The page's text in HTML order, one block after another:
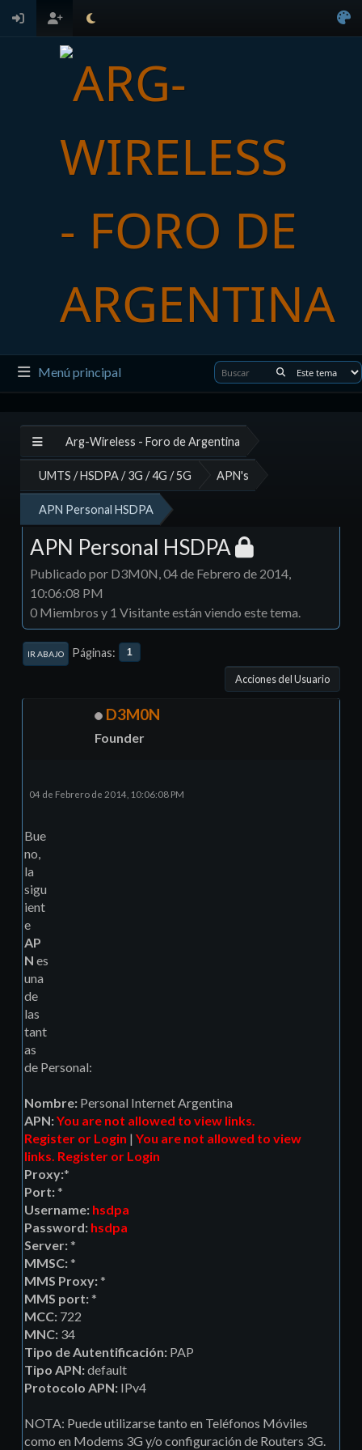
Menú principal
Arg-Wireless - Foro de Argentina
UMTS / HSDPA / 3G / 4G / 5G APN's
APN Personal HSDPA
APN Personal HSDPA
Publicado por D3M0N, 04 de Febrero de 2014,
10:06:08 PM
0 Miembros y 1 Visitante están viendo este tema.
IR ABAJO Páginas 1
Acciones del Usuario
D3M0N
Founder
04 de Febrero de 2014, 10:06:08 PM
Bue
no,
la
sigu
ient
e
AP
N es
una
de
las
tant
as
de Personal:
Nombre: Personal Internet Argentina
APN:You are not allowed to view links.
Register or Login | You are not allowed to view
links. Register or Login
Proxy:*
Port:*
Username: hsdpa
Password: hsdpa
Server:*
MMSC:*
MMS Proxy:*
MMS port:*
MCC: 722
MNC: 34
Tipo de Autentificación: PAP
Tipo APN:default
Protocolo APN: IPv4
NOTA: Puede utilizarse tanto en Teléfonos Móviles
como en Modems 3G y/o configuración de Routers 3G.